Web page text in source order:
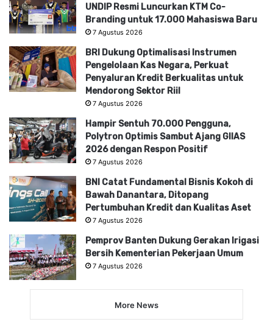
UNDIP Resmi Luncurkan KTM Co-
Branding untuk 17.000 Mahasiswa Baru
7 Agustus 2026
BRI Dukung Optimalisasi Instrumen
Pengelolaan Kas Negara, Perkuat
Penyaluran Kredit Berkualitas untuk
Mendorong Sektor Riil
7 Agustus 2026
Hampir Sentuh 70.000 Pengguna,
Polytron Optimis Sambut Ajang GIIAS
2026 dengan Respon Positif
7 Agustus 2026
BNI Catat Fundamental Bisnis Kokoh di
Bawah Danantara, Ditopang
Pertumbuhan Kredit dan Kualitas Aset
7 Agustus 2026
Pemprov Banten Dukung Gerakan Irigasi
Bersih Kementerian Pekerjaan Umum
7 Agustus 2026
More News